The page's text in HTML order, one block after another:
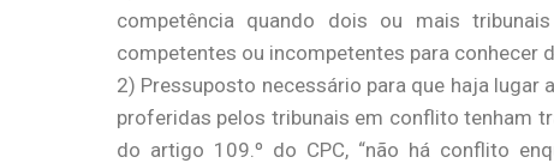
competência quando dois ou mais
competentes ou incompetentes para conhecer
2) Pressuposto necessário para que haja
proferidas pelos tribunais em conflito tenham
do artigo 109.º do CPC, “não há conflito